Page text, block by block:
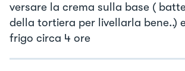
versare la crema sulla base (
della tortiera per livellarla bene..)
frigo circa 4 ore